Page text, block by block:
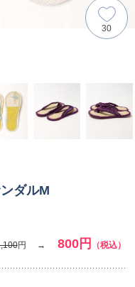
30
ダルM
円 800円 （税込）